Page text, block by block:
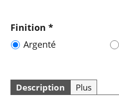
Finition *
Argenté
Description Plus